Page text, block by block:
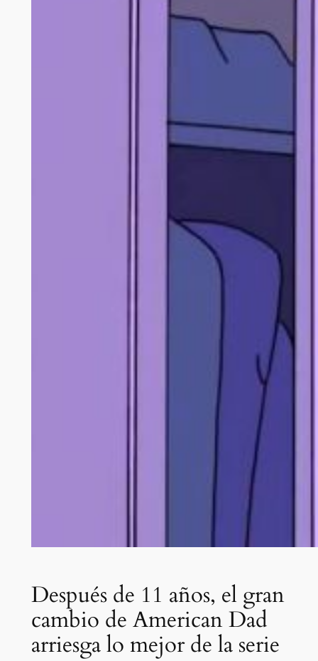
Después de 11 años, el gran
cambio de American Dad
arriesga lo mejor de la serie